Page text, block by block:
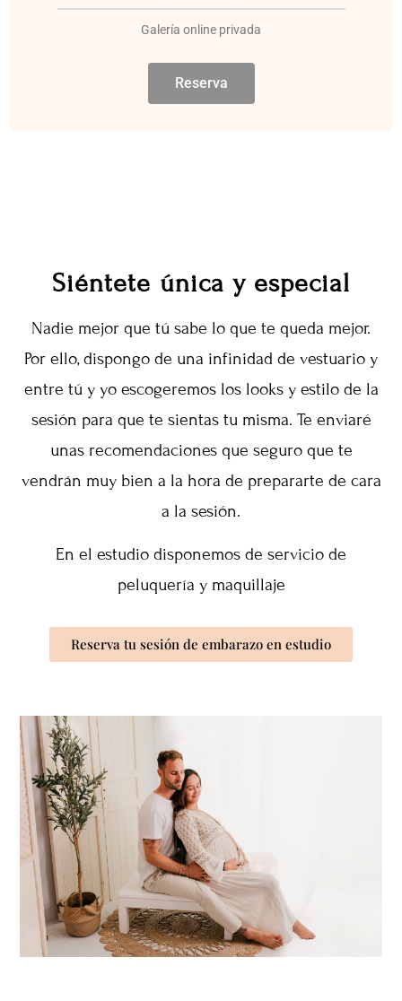
Galería online privada
Reserva
Siéntete única y especial
Nadie mejor que tú sabe lo que te queda mejor.
Por ello, dispongo de una infinidad de vestuario y
entre tú y yo escogeremos los looks y estilo de la
sesión para que te sientas tu misma. Te enviaré
unas recomendaciones que seguro que te
vendrán muy bien a la hora de prepararte de cara
a la sesión.
En el estudio disponemos de servicio de
peluquería y maquillaje
Reserva tu sesión de embarazo en estudio